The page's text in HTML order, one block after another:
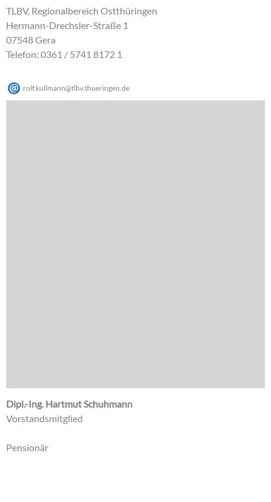
TLBV, Regionalbereich Ostthüringen
Hermann-Drechsler-Straße 1
07548 Gera
Telefon: 0361 / 5741 8172 1
rolf.kullmann@tlbv.thueringen.de
Dipl.-Ing. Hartmut Schuhmann
Vorstandsmitglied
Pensionär